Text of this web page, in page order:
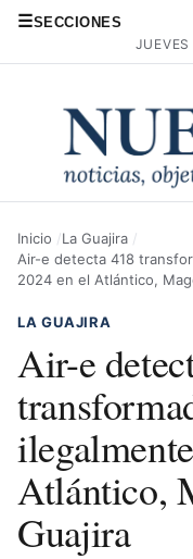
☰SECCIONES
Inicio
La Guajira
Air-e detecta 418
2024 en el Atlántico,
LA GUAJIRA
Air-e
Atlántico,
Guajira